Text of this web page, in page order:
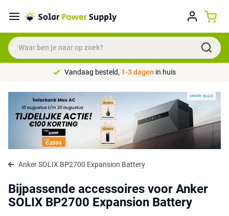
Vandaag besteld, 1-3 dagen in huis
Anker SOLIX BP2700 Expansion Battery
Bijpassende accessoires voor Anker
SOLIX BP2700 Expansion Battery